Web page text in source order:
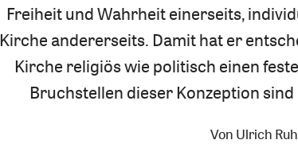
Freiheit und Wahrheit einerseits,
Kirche andererseits. Damit hat er
Kirche religiös wie politisch einen
Bruchstellen dieser Konzeption
Von Ulrich Ruh